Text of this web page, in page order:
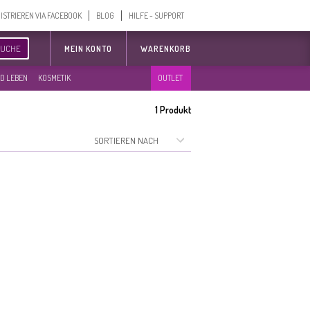
VIA FACEBOOK BLOG HILFE - SUPPORT
MEIN KONTO WARENKORB
LEBEN KOSMETIK OUTLET
1Produkt